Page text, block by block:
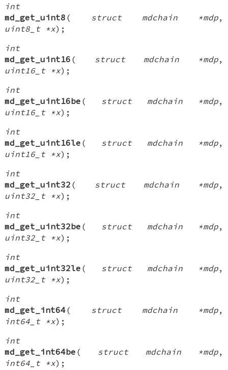
int
md_get_uint8 ( struct mdchain *mdp,
uint8_t *x);
int
md_get_uint16 ( struct mdchain *mdp,
uint16_t *x);
int
md_get_uint16be ( struct mdchain *mdp,
uint16_t *x);
int
md_get_uint16le ( struct mdchain *mdp,
uint16_t *x);
int
md_get_uint32 ( struct mdchain *mdp,
uint32_t *x);
int
md_get_uint32be ( struct mdchain *mdp,
uint32_t *x);
int
md_get_uint32le ( struct mdchain *mdp,
uint32_t *x);
int
md_get_int64( struct mdchain *mdp,
int64_t *x);
int
md_get_int64be ( struct mdchain *mdp,
int64_t *x);